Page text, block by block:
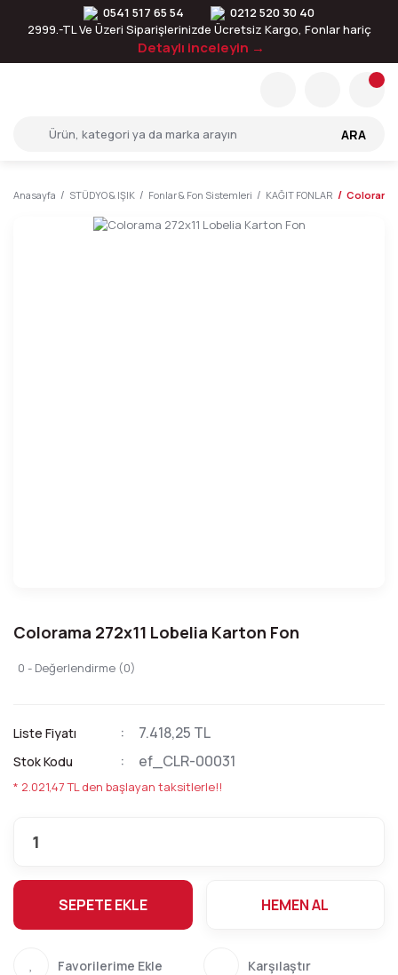
0541 517 65 54
0212 520 30 40
2999.-TL Ve Üzeri Siparişlerinizde Ücretsiz Kargo, Fonlar hariç
Detaylı inceleyin →
ARA
Anasayfa STÜDYO & IŞIK Fonlar & Fon Sistemleri KAĞIT FONLAR Colorama
Colorama 272x11 Lobelia Karton Fon
0 - Değerlendirme (0)
Liste Fiyatı 7.418,25 TL
Stok Kodu ef_CLR-00031
* 2.021,47 TL den başlayan taksitlerle!!
SEPETE EKLE HEMEN AL
Karşılaştır